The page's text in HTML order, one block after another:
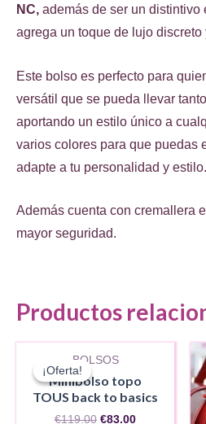
NC, además de ser un distintivo
agrega un toque de lujo discreto
Este bolso es perfecto para
versátil que se pueda llevar
aportando un estilo único a
varios colores para que puedas
adapte a tu personalidad y estilo.
Además cuenta con cremallera
mayor seguridad.
Productos
¡Oferta!
AGOTADO
¡Oferta!
BOLSOS
Minibolso topo
TOUS back to basics
€119.00 El
€83.00El